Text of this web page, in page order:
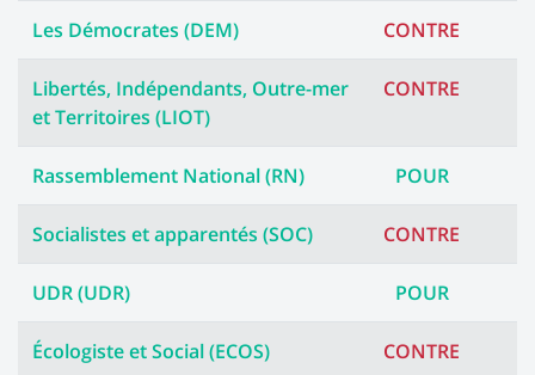
Les Démocrates (DEM) CONTRE
Libertés, Indépendants, Outre-mer
et Territoires (LIOT)
CONTRE
Rassemblement National (RN) POUR
Socialistes et apparentés (SOC) CONTRE
UDR (UDR) POUR
Écologiste et Social (ECOS) CONTRE